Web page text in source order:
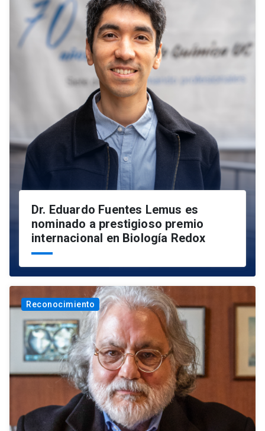
Dr. Eduardo Fuentes Lemus es
nominado a prestigioso premio
internacional en Biología Redox
Reconocimiento